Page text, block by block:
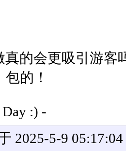
真的会更吸引游客
的！
:) -
2025-5-9 05:17:04